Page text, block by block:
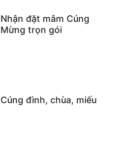
Nhận đặt mâm Cúng
Mừng trọn gói
Cúng đình, chùa, miếu